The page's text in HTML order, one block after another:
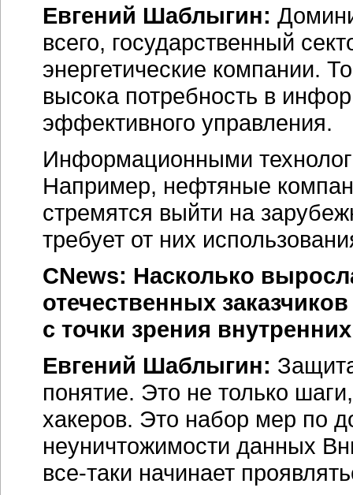
Евгений Шаблыгин:
всего, государственный
энергетические компании.
высока потребность в
эффективного управления.
Информационными
Например, нефтяные
стремятся выйти на
требует от них
CNews: Насколько
отечественных
с точки зрения
Евгений Шаблыгин:
понятие. Это не только
хакеров. Это набор мер по
неуничтожимости данных
все-таки начинает